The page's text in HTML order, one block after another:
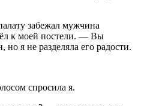
забежал мужчина
к моей постели. — Вы
я не разделяла его радости.
спросила я.